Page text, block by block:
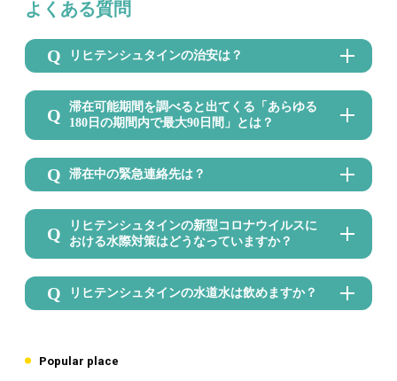
よくある質問
リヒテンシュタインの治安は？
滞在可能期間を調べると出てくる「あらゆる
180日の期間内で最大90日間」とは？
滞在中の緊急連絡先は？
リヒテンシュタインの新型コロナウイルスに
おける水際対策はどうなっていますか？
リヒテンシュタインの水道水は飲めますか？
Popular place